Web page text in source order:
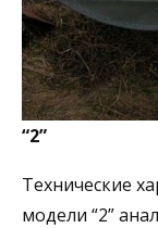
“2”
Технические
модели “2”